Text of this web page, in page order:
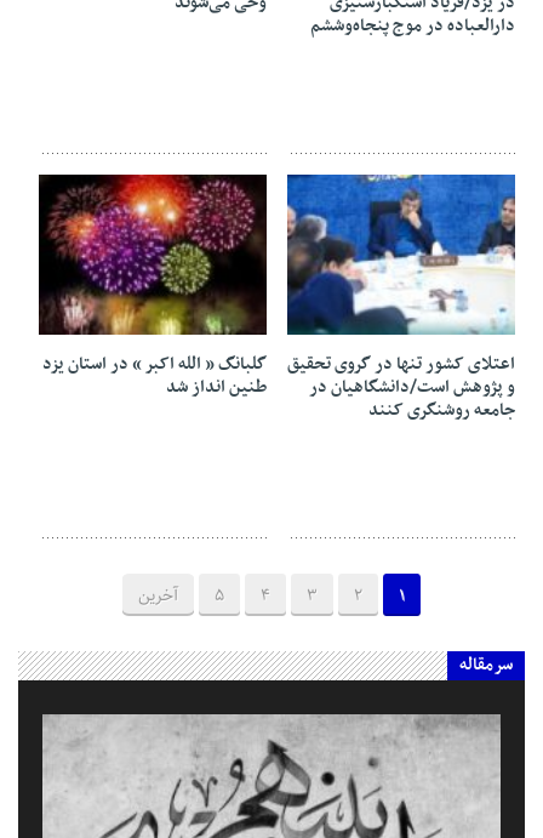
دارالعباده در موج پنجاه‌وششم
24 آوریل 2026
اعتلای کشور تنها در گروی تحقیق
و پژوهش است/دانشگاهیان در
جامعه روشنگری کنند
گلبانگ « الله اکبر » در استان یزد
طنین انداز شد
1
2
3
4
5 آخرین
سرمقاله